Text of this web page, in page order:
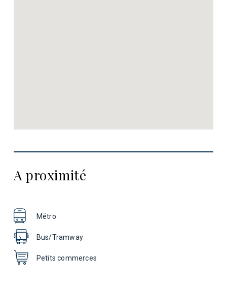
A proximité
Métro
Bus/Tramway
Petits commerces